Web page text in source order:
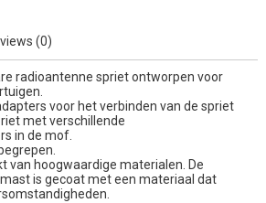
(0)
radioantenne spriet ontworpen voor
voor het verbinden van de spriet
met verschillende
in de mof.
van hoogwaardige materialen. De
is gecoat met een materiaal dat